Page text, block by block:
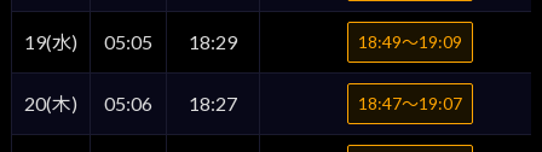
19(水) 05:05 18:29 18:49〜19:09
20(木) 05:06 18:27 18:47〜19:07